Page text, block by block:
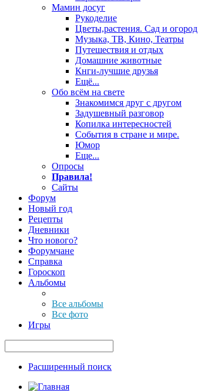
Мамин досуг
Рукоделие
Цветы,растения. Сад и огород
Музыка, ТВ, Кино, Театры
Путешествия и отдых
Домашние животные
Кнги-лучшие друзья
Ещё...
Обо всём на свете
Знакомимся друг с другом
Задушевный разговор
Копилка интересностей
События в стране и мире.
Юмор
Еще...
Опросы
Правила!
Сайты
Форум
Новый год
Рецепты
Дневники
Что нового?
Форумчане
Справка
Гороскоп
Альбомы
Все альбомы
Все фото
Игры
Расширенный поиск